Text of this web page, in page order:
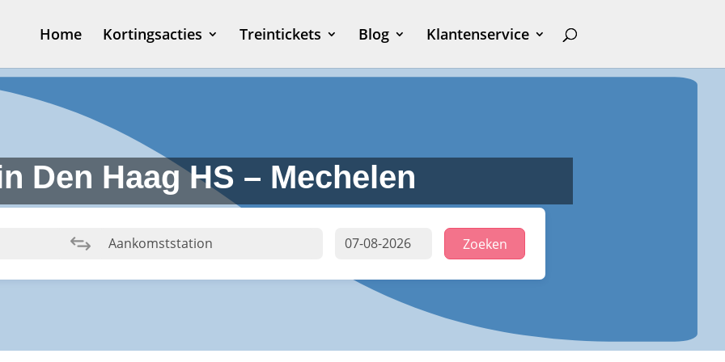
Home Kortingsacties Treintickets Blog Klantenservice
Den Haag HS – Mechelen
Zoeken